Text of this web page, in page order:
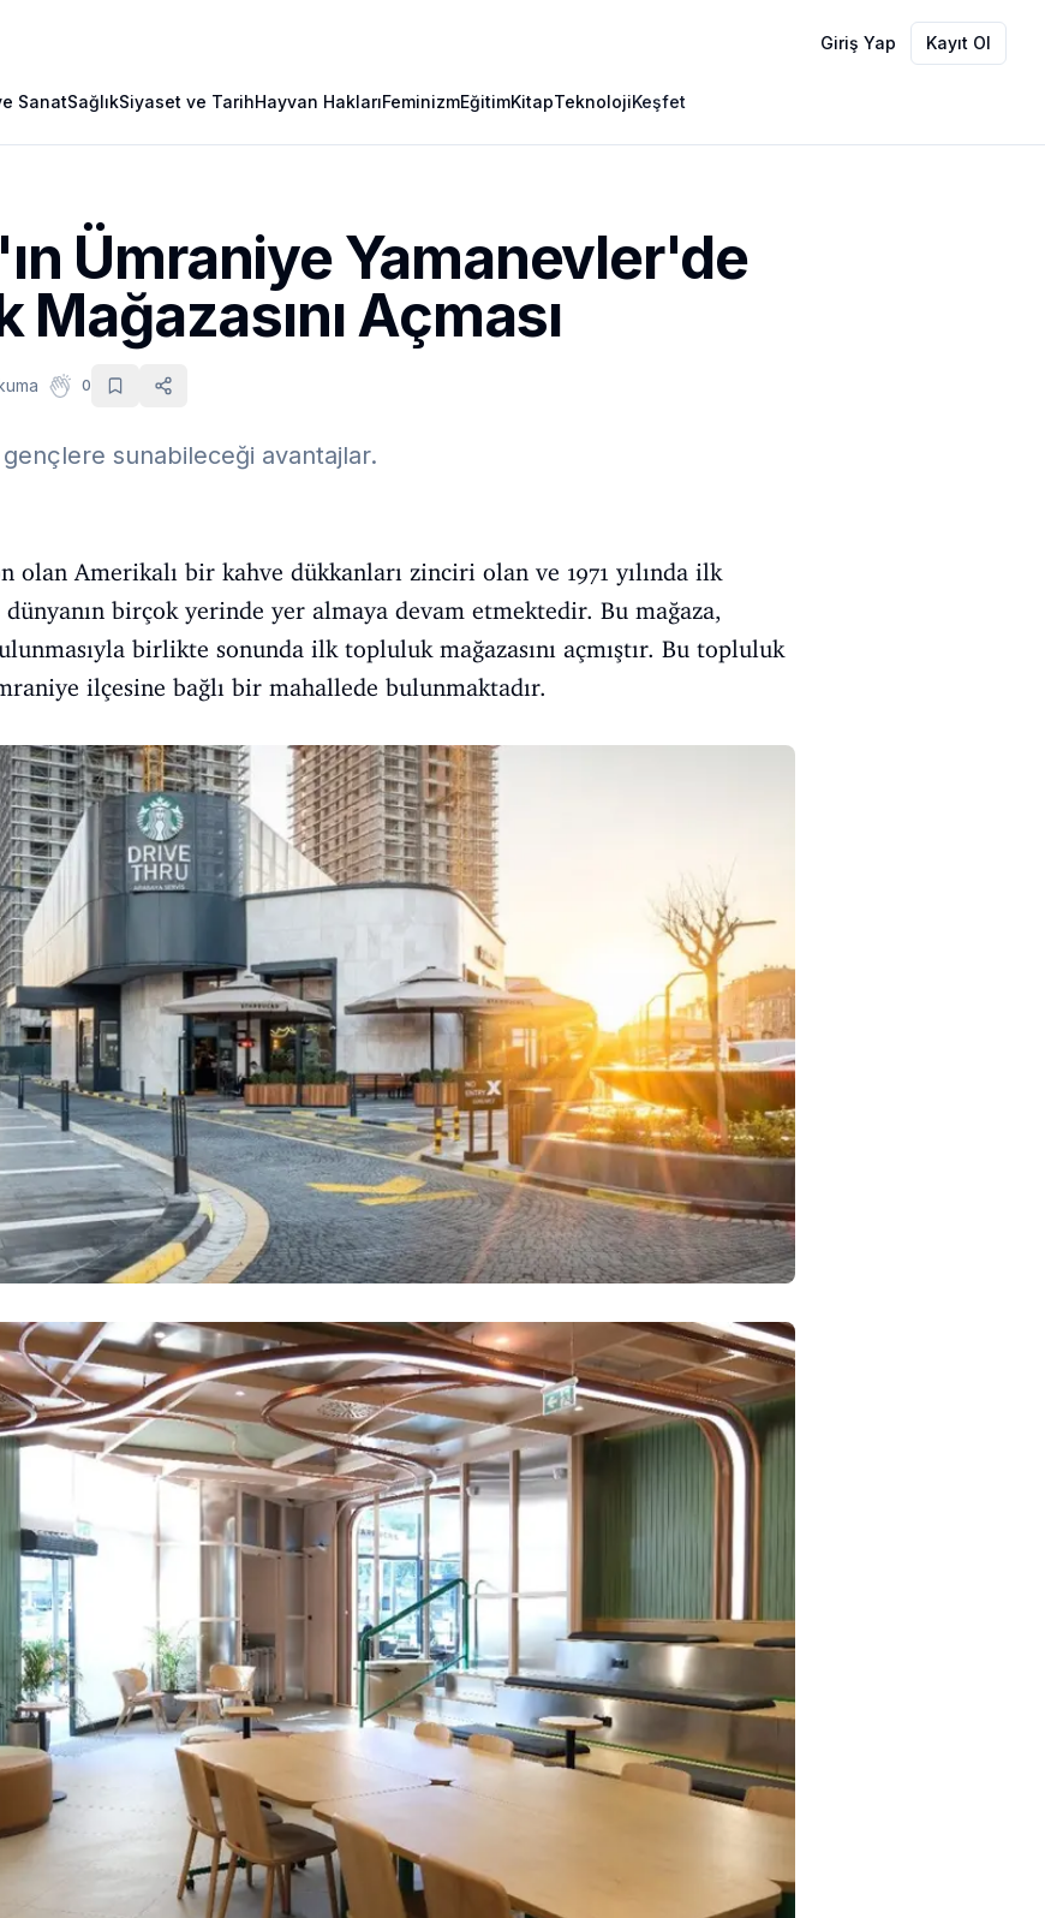
Giriş Yap Kayıt Ol
SanatSağlıkSiyaset ve TarihHayvan HaklarıFeminizmEğitimKitapTeknolojiKeşfet
Ümraniye Yamanevler'de
Mağazasını Açması
0
gençlere sunabileceği avantajlar.
olan Amerikalı bir kahve dükkanları zinciri olan ve 1971 yılında ilk
dünyanın birçok yerinde yer almaya devam etmektedir. Bu mağaza,
birlikte sonunda ilk topluluk mağazasını açmıştır. Bu topluluk
ilçesine bağlı bir mahallede bulunmaktadır.